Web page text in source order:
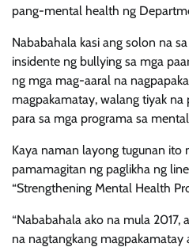
pang-mental health ng
Nababahala kasi ang solon na
insidente ng bullying sa mga
ng mga mag-aaral na
magpakamatay, walang tiyak
para sa mga programa sa
Kaya naman layong tugunan ito
pamamagitan ng paglikha ng
“Strengthening Mental Health
“Nababahala ako na mula
na nagtangkang